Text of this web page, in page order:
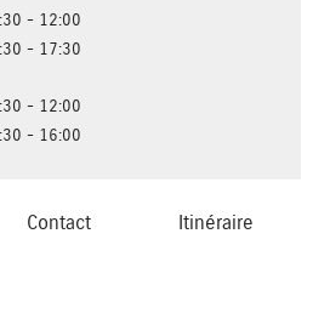
- 12:00
- 17:30
- 12:00
- 16:00
Contact Itinéraire